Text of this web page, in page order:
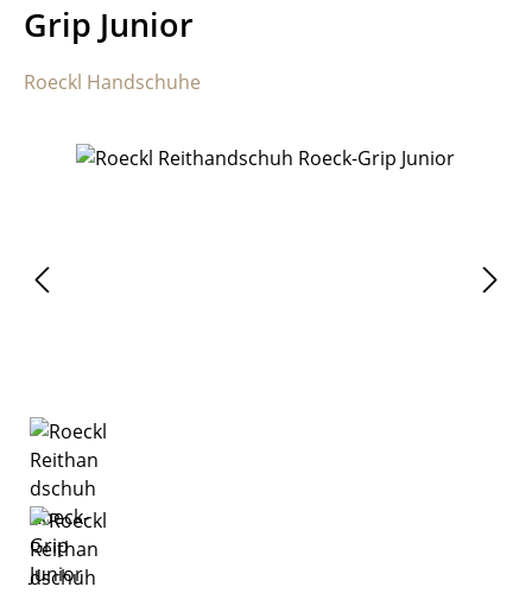
Grip Junior
Roeckl Handschuhe
Bildergalerie überspringen